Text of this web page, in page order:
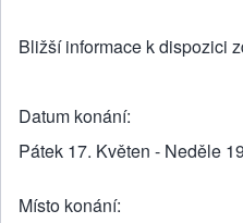
Bližší informace k dispozici
Datum konání
Pátek 17. Květen - Neděle
Místo konání